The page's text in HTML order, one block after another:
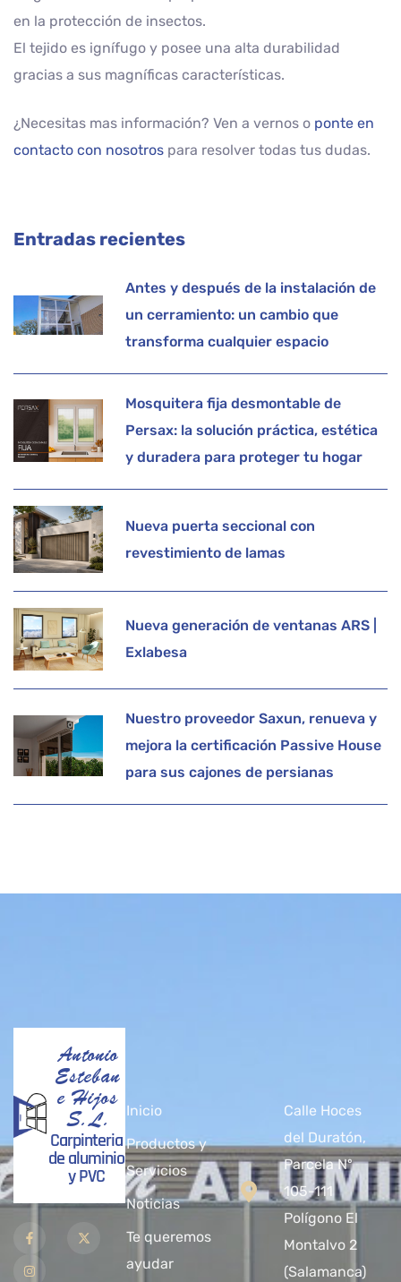
Entradas recientes
Antes y después de la instalación de
un cerramiento: un cambio que
transforma cualquier espacio
Mosquitera fija desmontable de
Persax: la solución práctica, estética
y duradera para proteger tu hogar
Nueva puerta seccional con
revestimiento de lamas
Nueva generación de ventanas ARS |
Exlabesa
Nuestro proveedor Saxun, renueva y
mejora la certificación Passive House
para sus cajones de persianas
en la protección de insectos.
El tejido es ignífugo y posee una alta durabilidad
gracias a sus magníficas características.
¿Necesitas mas información? Ven a vernos o ponte en
contacto con nosotros para resolver todas tus dudas.
Antonio
Esteban
e Hijos
S.L.
Carpinteria
de aluminio
y PVC
Inicio
Productos y
Servicios
Noticias
Te queremos
ayudar
Calle Hoces
del Duratón,
Parcela Nº
105-111
Polígono El
Montalvo 2
(Salamanca)